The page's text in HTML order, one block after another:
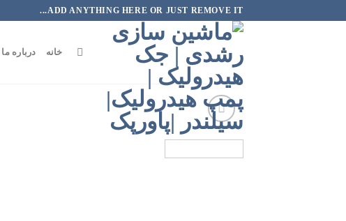
به
ADD ANYTHING HERE OR JUST REMOVE IT...
خانه درباره ما